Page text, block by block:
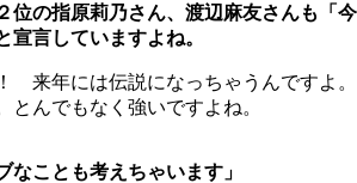
位の指原莉乃さん、渡辺麻友さんも「今
宣言していますよね。
来年には伝説になっちゃうんですよ。
とんでもなく強いですよね。
なことも考えちゃいます」